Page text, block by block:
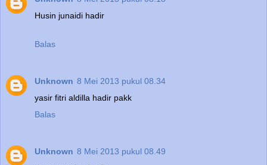
Husin junaidi hadir
Balas
Unknown 8 Mei 2013 pukul 08.34
yasir fitri aldilla hadir pakk
Balas
Unknown 8 Mei 2013 pukul 08.49